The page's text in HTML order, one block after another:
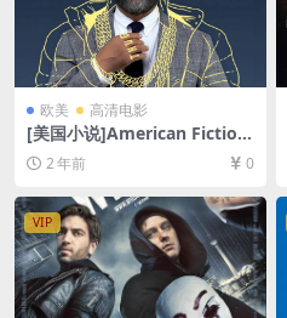
欧美 高清电影
[美国小说]American Fiction
(2023)[百度网盘+夸克网盘10
80P超清未删减资源][网盘在
线播放/下载][MP4/3.6GB][中
英字幕]
2 年前 0
VIP